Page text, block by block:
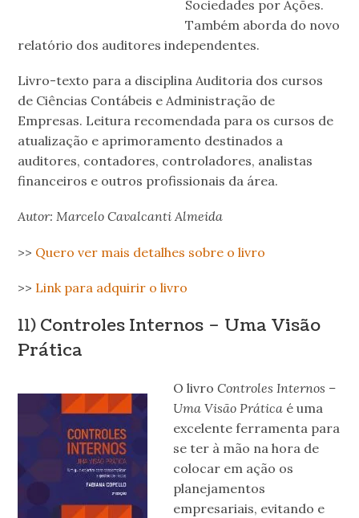
Sociedades por Ações.
Também aborda do novo
relatório dos auditores independentes.
Livro-texto para a disciplina Auditoria dos cursos
de Ciências Contábeis e Administração de
Empresas. Leitura recomendada para os cursos de
atualização e aprimoramento destinados a
auditores, contadores, controladores, analistas
financeiros e outros profissionais da área.
Autor: Marcelo Cavalcanti Almeida
>> Quero ver mais detalhes sobre o livro
>> Link para adquirir o livro
11) Controles Internos – Uma Visão
Prática
O livroControles Internos –
Uma Visão Prática é uma
excelente ferramenta para
se ter à mão na hora de
colocar em ação os
planejamentos
empresariais, evitando e